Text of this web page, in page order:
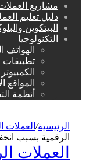
مشاريع
دليل تعليم
البيتكوين
التكنولوجيا
الهواتف
المواقع
أنظمة
الرئيسية/ العملات
الرقمية بسبب
العملات